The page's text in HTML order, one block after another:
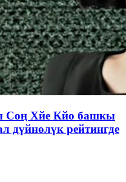
Соң Хйе Кйо башкы
дүйнөлүк рейтингде